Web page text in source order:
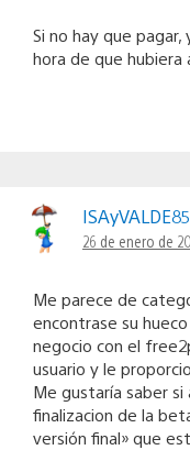
Si no hay que
hora de que hubiera
26 de enero de
Me parece de
encontrase su
negocio con el
usuario y le
Me gustaría saber
finalizacion de la
versión final» que